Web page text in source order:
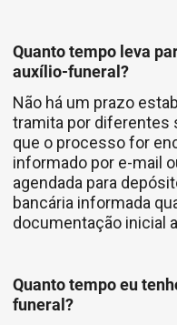
Quanto tempo leva
auxílio-funeral?
Não há um prazo
tramita por diferentes
que o processo for
informado por e-mail
agendada para
bancária informada
documentação inicial
Quanto tempo eu
funeral?